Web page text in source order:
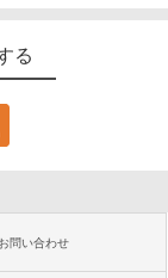
る
お問い合わせ